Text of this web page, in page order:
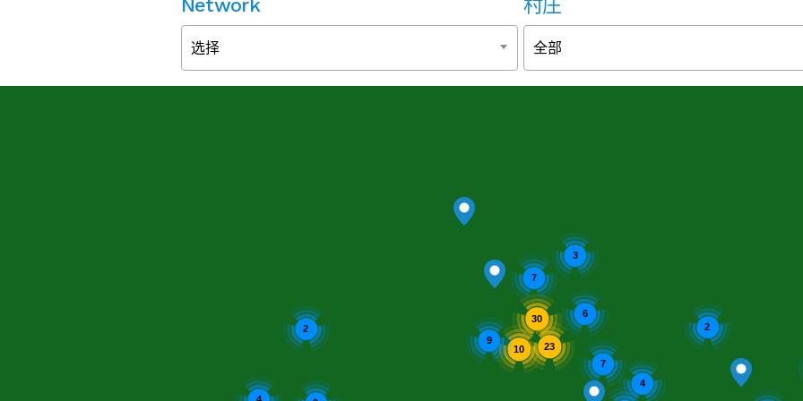
Network
选择
村庄
全部
7
30
10
6
7
4
23
2
9
3
2